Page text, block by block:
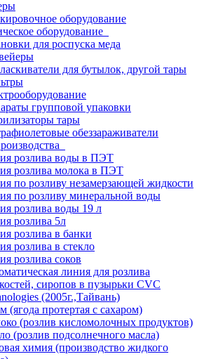
оборудование
оборудование
для роспуска меда
для бутылок, другой тары
групповой упаковки
тары
обеззараживатели
розлива воды в ПЭТ
розлива молока в ПЭТ
по розливу незамерзающей жидкости
по розливу минеральной воды
розлива воды 19 л
розлива 5л
розлива в банки
розлива в стекло
розлива соков
линия для розлива
сиропов в пузырьки CVC
(2005г.,Тайвань)
(ягода протертая с сахаром)
(розлив кисломолочных продуктов)
(розлив подсолнечного масла)
химия (производство жидкого